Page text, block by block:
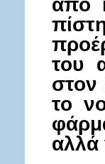
του
στον
το
αλλά